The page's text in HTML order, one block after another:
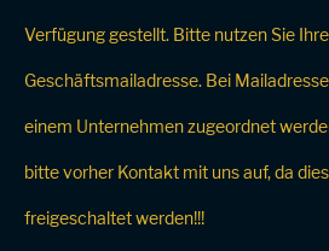
Verfügung gestellt. Bitte nutzen Sie
Geschäftsmailadresse. Bei
einem Unternehmen zugeordnet
bitte vorher Kontakt mit uns auf, da
freigeschaltet werden!!!